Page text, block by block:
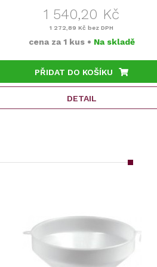
1 540,20 Kč
1 272,89 Kč bez DPH
cena za 1 kus • Na skladě
PŘIDAT DO KOŠÍKU
DETAIL